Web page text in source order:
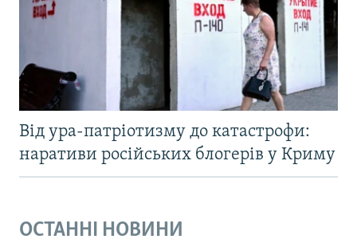
Від ура-патріотизму до катастрофи:
наративи російських блогерів у Криму
ОСТАННІ НОВИНИ